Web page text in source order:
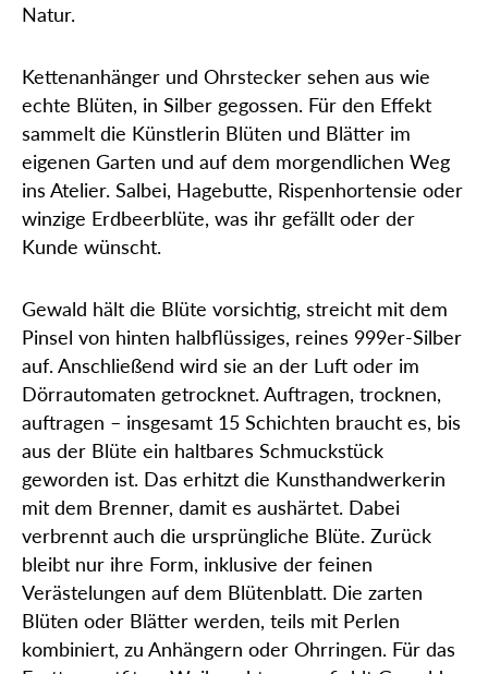
Natur.
Kettenanhänger und Ohrstecker sehen aus wie
echte Blüten, in Silber gegossen. Für den Effekt
sammelt die Künstlerin Blüten und Blätter im
eigenen Garten und auf dem morgendlichen Weg
ins Atelier. Salbei, Hagebutte, Rispenhortensie oder
winzige Erdbeerblüte, was ihr gefällt oder der
Kunde wünscht.
Gewald hält die Blüte vorsichtig, streicht mit dem
Pinsel von hinten halbflüssiges, reines 999er-Silber
auf. Anschließend wird sie an der Luft oder im
Dörrautomaten getrocknet. Auftragen, trocknen,
auftragen – insgesamt 15 Schichten braucht es, bis
aus der Blüte ein haltbares Schmuckstück
geworden ist. Das erhitzt die Kunsthandwerkerin
mit dem Brenner, damit es aushärtet. Dabei
verbrennt auch die ursprüngliche Blüte. Zurück
bleibt nur ihre Form, inklusive der feinen
Verästelungen auf dem Blütenblatt. Die zarten
Blüten oder Blätter werden, teils mit Perlen
kombiniert, zu Anhängern oder Ohrringen. Für das